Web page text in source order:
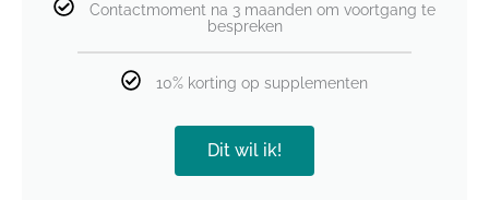
Contactmoment na 3 maanden om voortgang te
bespreken
10% korting op supplementen
Dit wil ik!